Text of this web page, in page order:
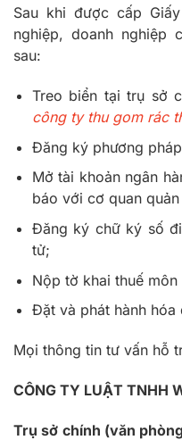
Sau khi được cấp
nghiệp, doanh nghiệp
sau:
Treo biển tại trụ sở
công ty thu gom rác
Đăng ký phương
Mở tài khoản ngân
báo với cơ quan
Đăng ký chữ ký số
tử;
Nộp tờ khai thuế môn
Đặt và phát hành hóa
Mọi thông tin tư vấn hỗ
CÔNG TY LUẬT TNHH
Trụ sở chính (văn